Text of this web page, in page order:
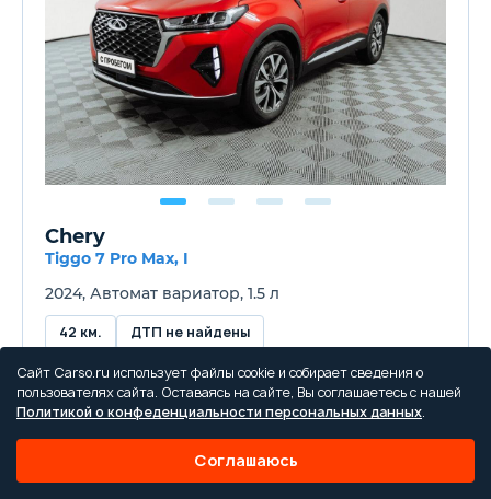
Chery
Tiggo 7 Pro Max, I
2024, Автомат вариатор, 1.5 л
42 км. ДТП не найдены
Цена от
1 459 000 ₽
Купить в кредит
Сайт Carso.ru использует файлы cookie и собирает сведения о
пользователях сайта. Оставаясь на сайте, Вы соглашаетесь с нашей
Политикой о конфеденциальности персональных данных.
Соглашаюсь